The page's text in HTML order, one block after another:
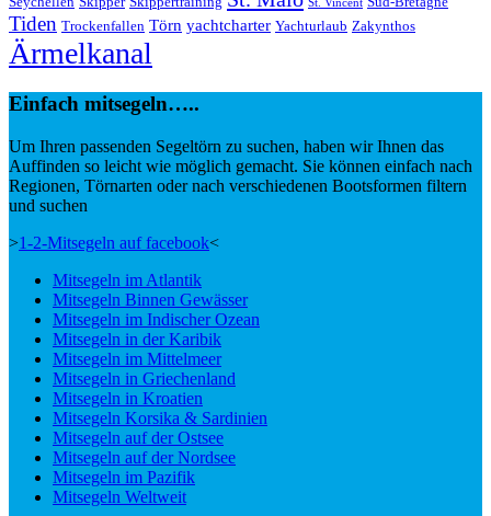
St. Vincent
Tiden Trockenfallen Törn yachtcharter Yachturlaub Zakynthos
Ärmelkanal
Einfach mitsegeln…..
Um Ihren passenden Segeltörn zu suchen, haben wir Ihnen das
Auffinden so leicht wie möglich gemacht. Sie können einfach nach
Regionen, Törnarten oder nach verschiedenen Bootsformen filtern
und suchen
>1-2-Mitsegeln auf facebook<
Mitsegeln im Atlantik
Mitsegeln Binnen Gewässer
Mitsegeln im Indischer Ozean
Mitsegeln in der Karibik
Mitsegeln im Mittelmeer
Mitsegeln in Griechenland
Mitsegeln in Kroatien
Mitsegeln Korsika & Sardinien
Mitsegeln auf der Ostsee
Mitsegeln auf der Nordsee
Mitsegeln im Pazifik
Mitsegeln Weltweit